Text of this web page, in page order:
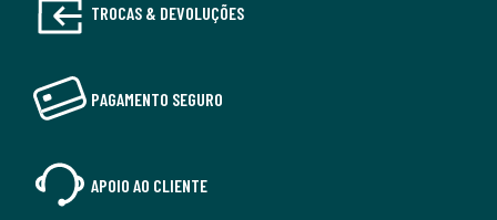
TROCAS & DEVOLUÇÕES
PAGAMENTO SEGURO
APOIO AO CLIENTE